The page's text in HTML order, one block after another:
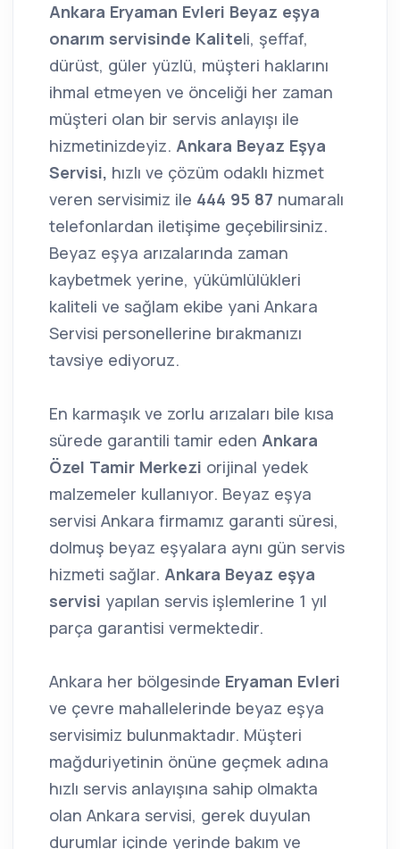
Ankara Eryaman Evleri Beyaz eşya
onarım servisinde Kaliteli, şeffaf,
dürüst, güler yüzlü, müşteri haklarını
ihmal etmeyen ve önceliği her zaman
müşteri olan bir servis anlayışı ile
hizmetinizdeyiz. Ankara Beyaz Eşya
Servisi, hızlı ve çözüm odaklı hizmet
veren servisimiz ile 444 95 87 numaralı
telefonlardan iletişime geçebilirsiniz.
Beyaz eşya arızalarında zaman
kaybetmek yerine, yükümlülükleri
kaliteli ve sağlam ekibe yani Ankara
Servisi personellerine bırakmanızı
tavsiye ediyoruz.
En karmaşık ve zorlu arızaları bile kısa
sürede garantili tamir eden Ankara
Özel Tamir Merkezi orijinal yedek
malzemeler kullanıyor. Beyaz eşya
servisi Ankara firmamız garanti süresi,
dolmuş beyaz eşyalara aynı gün servis
hizmeti sağlar. Ankara Beyaz eşya
servisi yapılan servis işlemlerine 1 yıl
parça garantisi vermektedir.
Ankara her bölgesinde Eryaman Evleri
ve çevre mahallelerinde beyaz eşya
servisimiz bulunmaktadır. Müşteri
mağduriyetinin önüne geçmek adına
hızlı servis anlayışına sahip olmakta
olan Ankara servisi, gerek duyulan
durumlar içinde yerinde bakım ve